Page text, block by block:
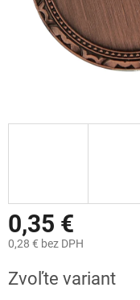
0,35 €
0,28 € bez DPH
cena:
Zvoľte variant